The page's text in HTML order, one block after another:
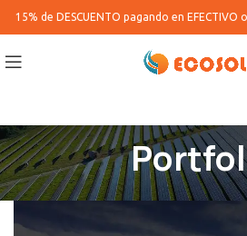
15% de DESCUENTO pagando en EFECTIVO